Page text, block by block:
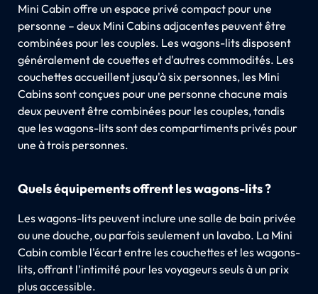
Mini Cabin offre un espace privé compact pour une
personne – deux Mini Cabins adjacentes peuvent être
combinées pour les couples. Les wagons-lits disposent
généralement de couettes et d'autres commodités. Les
couchettes accueillent jusqu'à six personnes, les Mini
Cabins sont conçues pour une personne chacune mais
deux peuvent être combinées pour les couples, tandis
que les wagons-lits sont des compartiments privés pour
une à trois personnes.
Quels équipements offrent les wagons-lits ?
Les wagons-lits peuvent inclure une salle de bain privée
ou une douche, ou parfois seulement un lavabo. La Mini
Cabin comble l'écart entre les couchettes et les wagons-
lits, offrant l'intimité pour les voyageurs seuls à un prix
plus accessible.